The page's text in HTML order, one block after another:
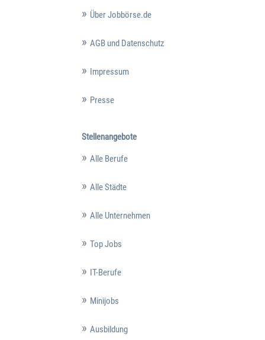
Über Jobbörse.de
AGB und Datenschutz
Impressum
Presse
Stellenangebote
Alle Berufe
Alle Städte
Alle Unternehmen
Top Jobs
IT-Berufe
Minijobs
Ausbildung